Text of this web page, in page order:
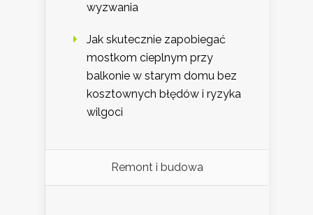
wyzwania
Jak skutecznie zapobiegać
mostkom cieplnym przy
balkonie w starym domu bez
kosztownych błędów i ryzyka
wilgoci
Remont i budowa